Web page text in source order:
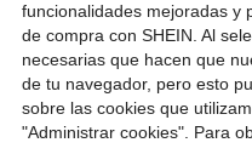
Ver Más Reseñas
funcionalidades mejoradas y
de compra con SHEIN. Al
necesarias que hacen que
de tu navegador, pero esto
sobre las cookies que
"Administrar cookies". Para